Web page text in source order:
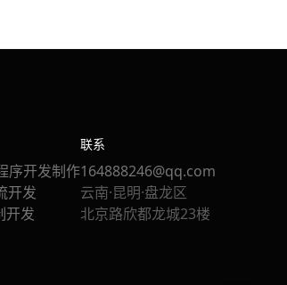
序开发制作
开发
开发
联系
164888246@qq.com
云南·昆明·盘龙区
北京路欣都龙城23楼